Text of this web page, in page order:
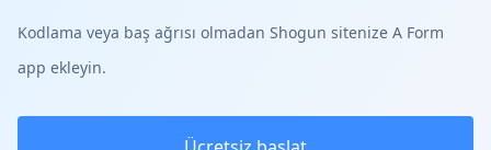
Kodlama veya baş ağrısı olmadan Shogun sitenize A Form
app ekleyin.